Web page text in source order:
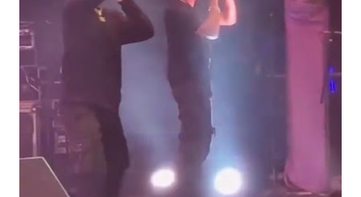
os integrantes do grupo, formado por Raul Mesquita (voz), Lucas de
Carvalho (baixo) e Rafael Valadares (guitarra). O clipe apresenta
roteiro inspirado na energia da canção: praia, surfe, roda de violão,
leveza e ambientes tropicais. De Repente é composição de Anderson
Ventura, do Java Roots, e foi produzida por André Daumas, no
Estúdio A. O Sambasoul Grupo oficial da distribuidora ONErp...